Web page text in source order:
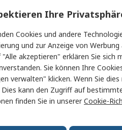
IP65
Ihre
Cookies und andere
und zur Anzeige von
"Alle akzeptieren" erklären Sie
Sie können Ihre
verwalten" klicken. Wenn Sie
kann den Zugriff auf
finden Sie in unsererCookie-